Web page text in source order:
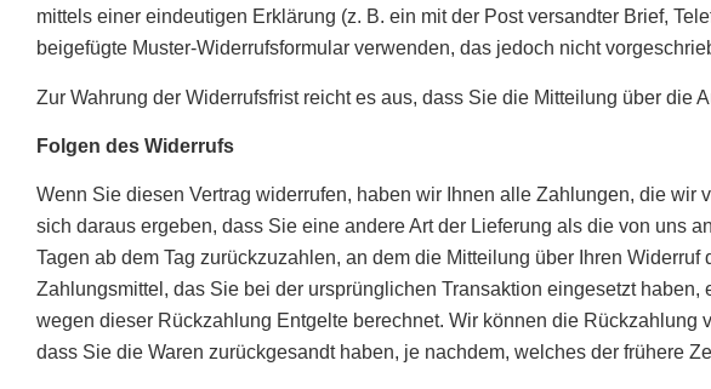
mittels einer eindeutigen Erklärung (z. B. ein mit der Post versandter Brief,
beigefügte Muster-Widerrufsformular verwenden, das jedoch nicht
Zur Wahrung der Widerrufsfrist reicht es aus, dass Sie die Mitteilung über die
Folgen des Widerrufs
Wenn Sie diesen Vertrag widerrufen, haben wir Ihnen alle Zahlungen, die
sich daraus ergeben, dass Sie eine andere Art der Lieferung als die von uns
Tagen ab dem Tag zurückzuzahlen, an dem die Mitteilung über Ihren
Zahlungsmittel, das Sie bei der ursprünglichen Transaktion eingesetzt
wegen dieser Rückzahlung Entgelte berechnet. Wir können die
dass Sie die Waren zurückgesandt haben, je nachdem, welches der frühere